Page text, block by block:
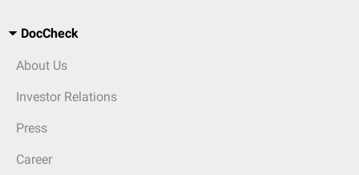
DocCheck
About Us
Investor Relations
Press
Career